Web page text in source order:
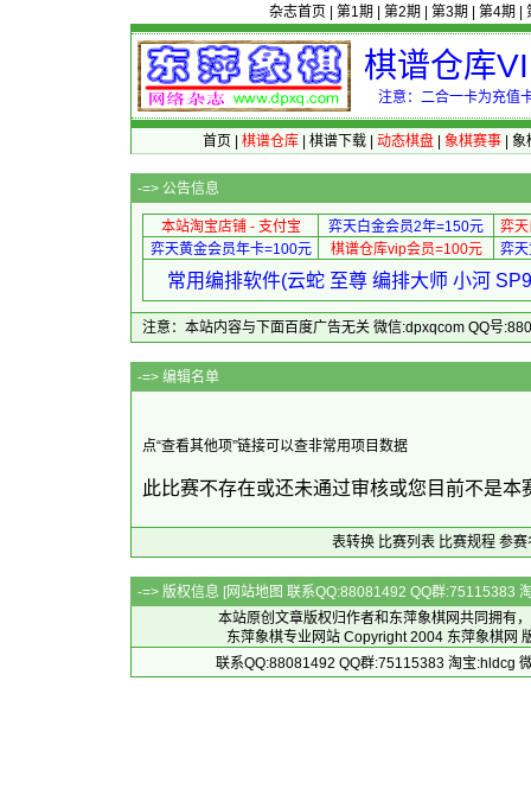
杂志首页 第1期 第2期 第3期 第4期
棋谱仓库
注意：二合一卡为充值
首页 棋谱仓库| 棋谱下载| 动态棋盘| 象棋赛事| 象
-=> 公告信息
本站淘宝店铺 - 支付宝 弈天白金会员2年=150元
弈
弈天黄金会员年卡=100元
棋谱仓库vip会员=100元 弈
常用编排软件(云蛇 至尊 编排大师 小河
注意：本站内容与下面百度广告无关 微信:dpxqcom QQ号
-=> 编
点“查看其他项”链接可以查非常用项目数据
此比赛不存在或还未通过审核或您目前不是
表转换 比赛列表 比赛规程 参赛
-=> 版权信息 [网站地图 联系QQ:88081492 QQ群:75115383
本站原创文章版权归作者和 东萍象棋网共同拥有
东萍象棋专业网站 Copyright 2004 东萍象棋网
联系QQ:88081492 QQ群:75115383 淘宝:hldcg